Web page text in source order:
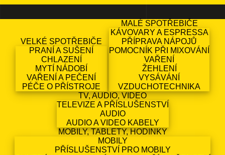
VELKÉ SPOTŘEBIČE
PRANÍ A SUŠENÍ
CHLAZENÍ
MYTÍ NÁDOBÍ
VAŘENÍ A PEČENÍ
PÉČE O PŘÍSTROJE
MALÉ SPOTŘEBIČE
KÁVOVARY A ESPRESSA
PŘÍPRAVA NÁPOJŮ
POMOCNÍK PŘI MIXOVÁNÍ
VAŘENÍ
ŽEHLENÍ
VYSÁVÁNÍ
VZDUCHOTECHNIKA
TV, AUDIO, VIDEO
TELEVIZE A PŘÍSLUŠENSTVÍ
AUDIO
AUDIO A VIDEO KABELY
MOBILY, TABLETY, HODINKY
MOBILY
PŘÍSLUŠENSTVÍ PRO MOBILY